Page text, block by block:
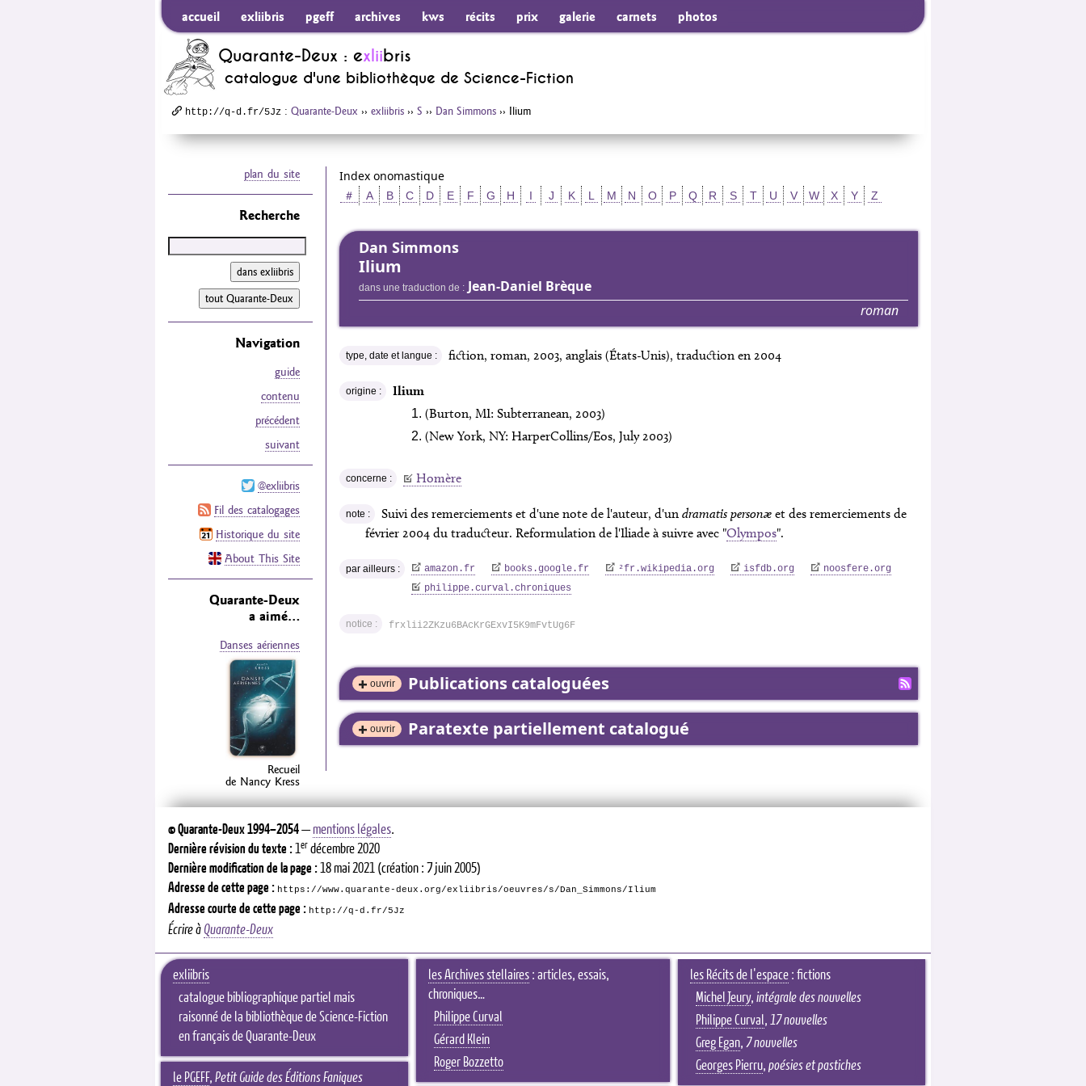
accueil exliibris pgeff archives kws récits prix galerie carnets photos
Quarante-Deux : exliibris
catalogue d'une bibliothèque de Science-Fiction
http://q-d.fr/5Jz : Quarante-Deux ›› exliibris ›› S ›› Dan Simmons ›› Ilium
Index onomastique
＃ A B C D E F G H I J K L M N O P Q R S T U V W X Y Z
Dan Simmons
Ilium
dans une traduction de : Jean-Daniel Brèque
roman
type, date et langue : fiction, roman, 2003, anglais (États-Unis), traduction en 2004
origine :
Ilium
(Burton, MI: Subterranean, 2003)
(New York, NY: HarperCollins/Eos, July 2003)
concerne : Homère
note : Suivi des remerciements et d'une note de l'auteur, d'undramatis personæ et des remerciements de
février 2004 du traducteur. Reformulation de l'Iliade à suivre avec "Olympos".
par ailleurs : amazon.fr books.google.fr ²fr.wikipedia.org isfdb.org
noosfere.org
philippe.curval.chroniques
notice : frxlii2ZKzu6BAcKrGExvI5K9mFvtUg6F
ouvrir Publications cataloguées
ouvrir Paratexte partiellement catalogué
plan du site
Recherche
Navigation
guide
contenu
précédent
suivant
@exliibris
Fil des catalogages
Historique du site
About This Site
Quarante-Deux
a aimé…
Danses aériennes
Recueil
de Nancy Kress
©Quarante-Deux1994–2054—mentions légales.
Dernière révision du texte :1 er décembre 2020
Dernière modification de la page :18 mai 2021 (création : 7 juin 2005)
Adresse de cette page : https://www.quarante-deux.org/exliibris/oeuvres/s/Dan_Simmons/Ilium
Adresse courte de cette page : http://q-d.fr/5Jz
Écrire à Quarante-Deux
exliibris
catalogue bibliographique partiel mais
raisonné de la bibliothèque de Science-Fiction
en français de Quarante-Deux
le PGEFF, Petit Guide des Éditions Faniques
les Archives stellaires: articles, essais,
chroniques…
Philippe Curval
Gérard Klein
Roger Bozzetto
les Récits de l'espace: fictions
Michel Jeury, intégrale des nouvelles
Philippe Curval, 17 nouvelles
Greg Egan, 7 nouvelles
Georges Pierru, poésies et pastiches